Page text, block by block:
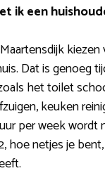
ik een
Dat is genoeg
het toilet
keuken
per week wordt
hoe netjes je